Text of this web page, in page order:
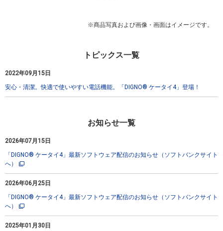
※商品写真および画像・画面はイメージです。
トピックス一覧
2022年09月15日
安心・清潔。快適で使いやすい電話機能。「DIGNO® ケータイ4」登場！
お知らせ一覧
2026年07月15日
「DIGNO® ケータイ4」最新ソフトウェア配信のお知らせ（ソフトバンクサイト
へ）
2026年06月25日
「DIGNO® ケータイ4」最新ソフトウェア配信のお知らせ（ソフトバンクサイト
へ）
2025年01月30日